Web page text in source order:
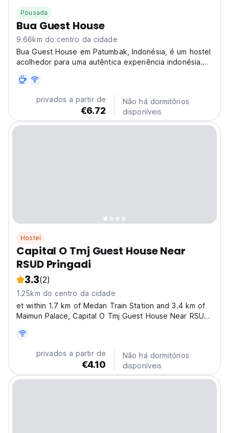
Pousada
Bua Guest House
9.66km do centro da cidade
Bua Guest House em Patumbak, Indonésia, é um hostel
acolhedor para uma autêntica experiência indonésia.
relaxamento. (Auto-translated from original language)
privados a partir de
€6.72
Não há dormitórios
disponíveis
Hostel
Capital O Tmj Guest House Near
RSUD Pringadi
3.3(2)
1.25km do centro da cidade
et within 1.7 km of Medan Train Station and 3.4 km of
Maimun Palace, Capital O Tmj Guest House Near RSUD
private bathroom in Medan. This 3-star hotel offers
room service, a 24-hour front desk and free WiFi....
privados a partir de
€4.10
Não há dormitórios
disponíveis